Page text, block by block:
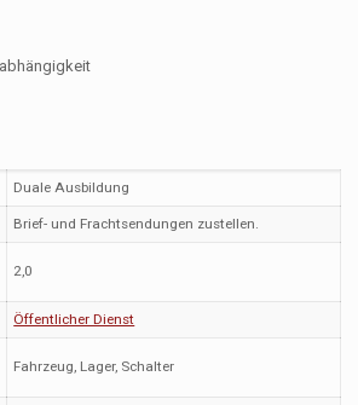
Duale Ausbildung
Brief- und Frachtsendungen zustellen.
2,0
Öffentlicher Dienst
Fahrzeug, Lager, Schalter